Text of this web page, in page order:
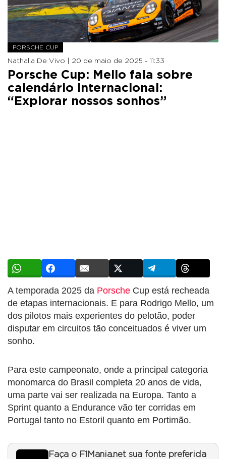
PORSCHE CUP
Nathalia De Vivo | 20 de maio de 2025 - 11:33
Porsche Cup: Mello fala sobre
calendário internacional:
“Explorar nossos sonhos”
A temporada 2025 da Porsche Cup está recheada
de etapas internacionais. E para Rodrigo Mello, um
dos pilotos mais experientes do pelotão, poder
disputar em circuitos tão conceituados é viver um
sonho.
Para este campeonato, onde a principal categoria
monomarca do Brasil completa 20 anos de vida,
uma parte vai ser realizada na Europa. Tanto a
Sprint quanto a Endurance vão ter corridas em
Portugal tanto no Estoril quanto em Portimão.
Faça o F1Mania.net sua fonte preferida